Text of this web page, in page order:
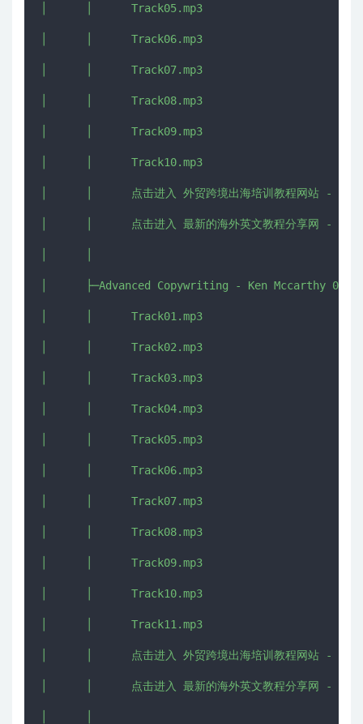
│      │      Track05.mp3
│      │      Track06.mp3
│      │      Track07.mp3
│      │      Track08.mp3
│      │      Track09.mp3
│      │      Track10.mp3
│      │      点击进入 外贸跨境出海培训教程网站 -
│      │      点击进入 最新的海外英文教程分享网 -
│      ├─Advanced Copywriting - Ken Mccarthy 04
│      │      Track01.mp3
│      │      Track02.mp3
│      │      Track03.mp3
│      │      Track04.mp3
│      │      Track05.mp3
│      │      Track06.mp3
│      │      Track07.mp3
│      │      Track08.mp3
│      │      Track09.mp3
│      │      Track10.mp3
│      │      Track11.mp3
│      │      点击进入 外贸跨境出海培训教程网站 -
│      │      点击进入 最新的海外英文教程分享网 -